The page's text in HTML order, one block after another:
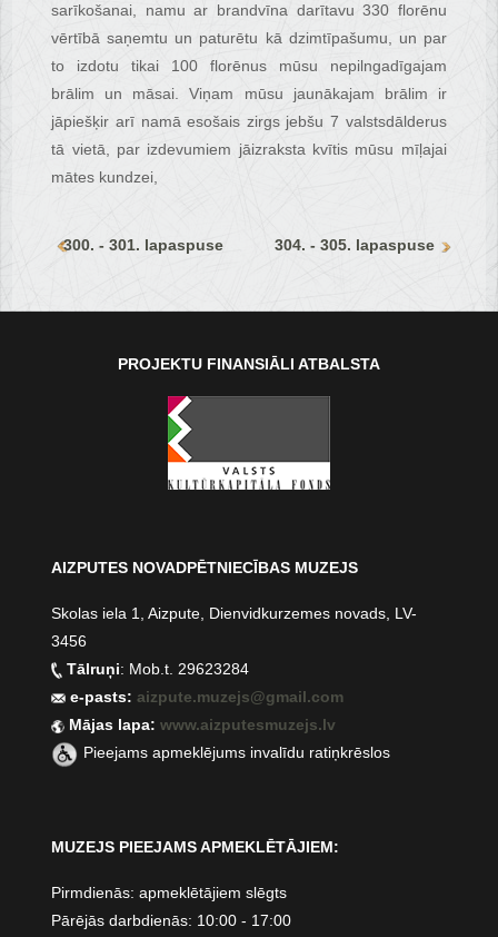
sarīkošanai, namu ar brandvīna darītavu 330 florēnu
vērtībā saņemtu un paturētu kā dzimtīpašumu, un par
to izdotu tikai 100 florēnus mūsu nepilngadīgajam
brālim un māsai. Viņam mūsu jaunākajam brālim ir
jāpiešķir arī namā esošais zirgs jebšu 7 valstsdālderus
tā vietā, par izdevumiem jāizraksta kvītis mūsu mīļajai
mātes kundzei,
300. - 301. lapaspuse 304. - 305. lapaspuse
PROJEKTU FINANSIĀLI ATBALSTA
AIZPUTES NOVADPĒTNIECĪBAS MUZEJS
Skolas iela 1, Aizpute, Dienvidkurzemes novads, LV-
3456
Tālruņi: Mob.t. 29623284
e-pasts:aizpute.muzejs@gmail.com
Mājas lapa:www.aizputesmuzejs.lv
Pieejams apmeklējums invalīdu ratiņkrēslos
MUZEJS PIEEJAMS APMEKLĒTĀJIEM:
Pirmdienās: apmeklētājiem slēgts
Pārējās darbdienās: 10:00 - 17:00